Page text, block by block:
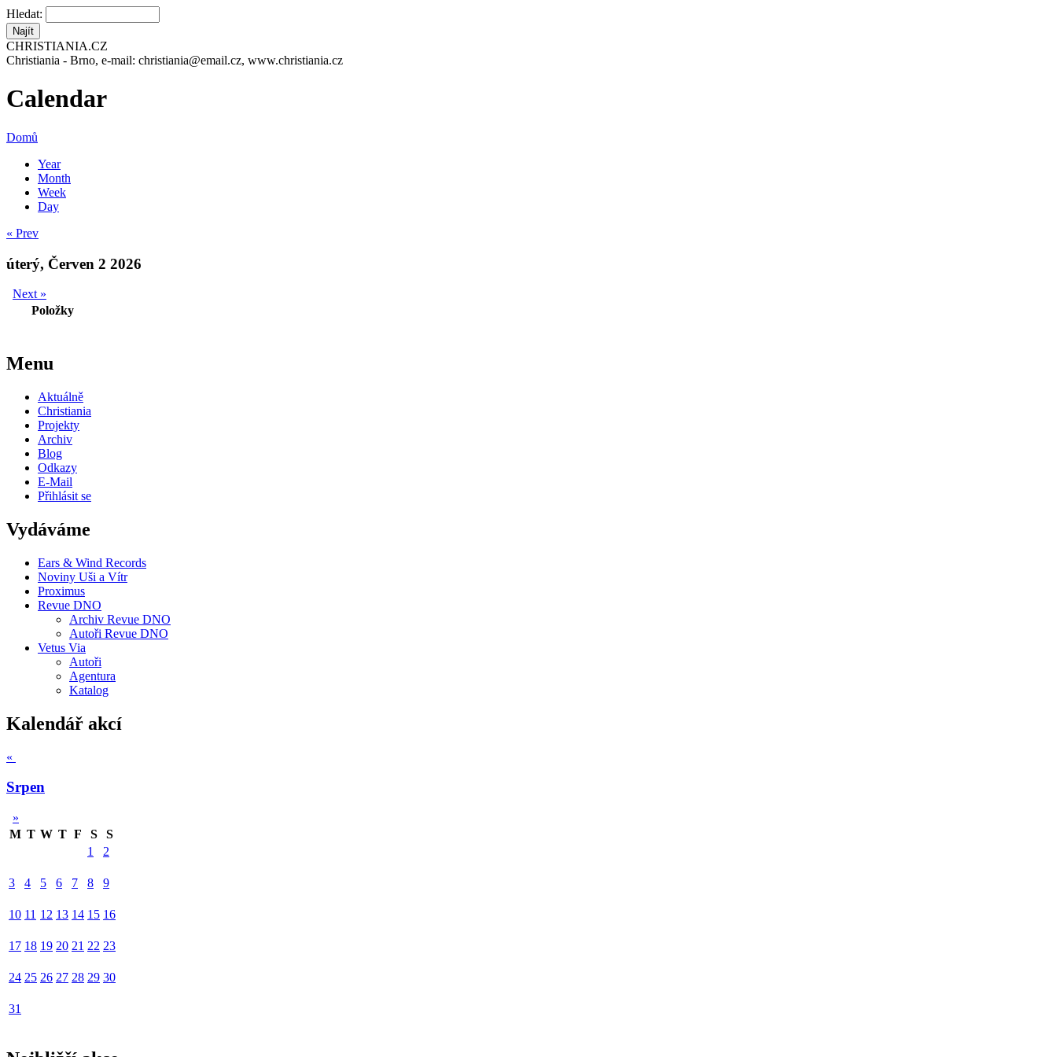
Hledat:
CHRISTIANIA.CZ
Christiania - Brno, e-mail: christiania@email.cz, www.christiania.cz
Calendar
Domů
Year
Month
Week
Day
« Prev
úterý, Červen 2 2026
Next »
Položky
Menu
Aktuálně
Christiania
Projekty
Archiv
Blog
Odkazy
E-Mail
Přihlásit se
Vydáváme
Ears & Wind Records
Noviny Uši a Vítr
Proximus
Revue DNO
Archiv Revue DNO
Autoři Revue DNO
Vetus Via
Autoři
Agentura
Katalog
Kalendář akcí
«
Srpen
»
M T W T F S
S
1
2
3 4 5 6 7 8 9
10 11 12 13 14 15 16
17 18 19 20 21 22 23
24 25 26 27 28 29 30
31